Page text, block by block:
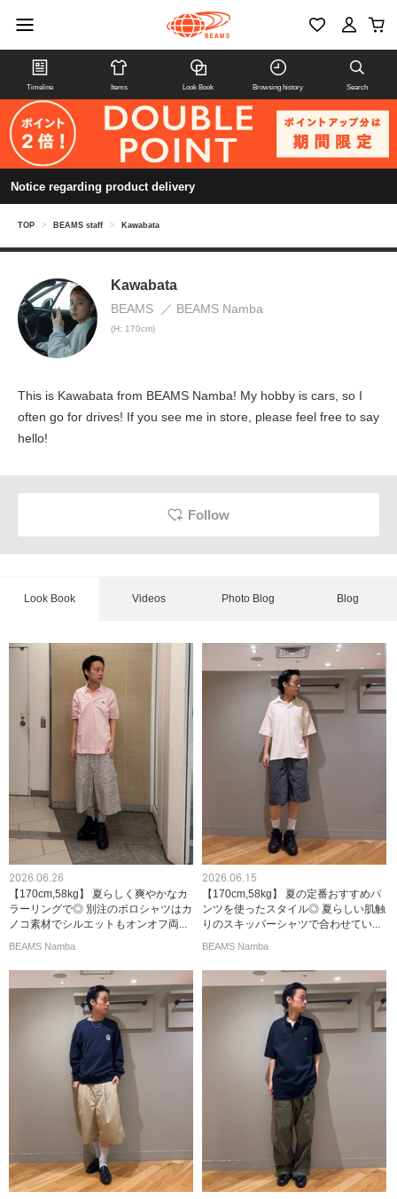
Timeline Items Look Book Browsing history Search
Notice regarding product delivery
TOP > BEAMS staff > Kawabata
Kawabata
BEAMS BEAMS Namba
(H: 170cm)
This is Kawabata from BEAMS Namba! My hobby is cars, so I
often go for drives! If you see me in store, please feel free to say
hello!
Follow
Look Book Videos Photo Blog Blog
2026.06.26
【170cm,58kg】 夏らしく爽やかなカ
ラーリングで◎ 別注のポロシャツはカ
ノコ素材でシルエットもオンオフ両...
BEAMS Namba
2026.06.15
【170cm,58kg】 夏の定番おすすめパ
ンツを使ったスタイル◎ 夏らしい肌触
りのスキッパーシャツで合わせてい...
BEAMS Namba